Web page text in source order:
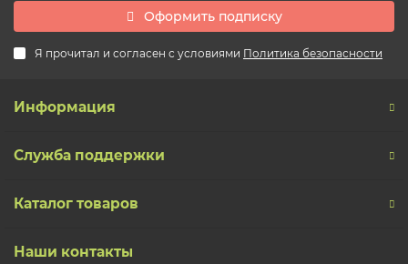
Оформить подписку
Я прочитал и согласен с условиями Политика безопасности
Информация
Служба поддержки
Каталог товаров
Наши контакты